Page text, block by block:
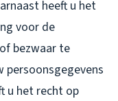
heeft u het
voor de
bezwaar te
persoonsgegevens
u het recht op